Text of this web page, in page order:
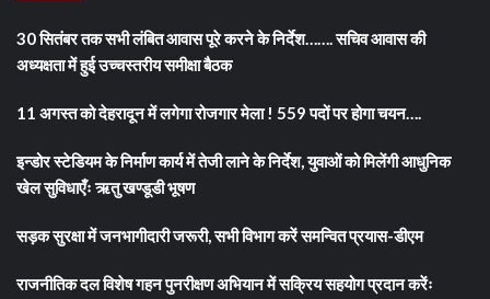
30 सितंबर तक सभी लंबित आवास पूरे करने के निर्देश……. सचिव आवास की
अध्यक्षता में हुई उच्चस्तरीय समीक्षा बैठक
11 अगस्त को देहरादून में लगेगा रोजगार मेला ! 559 पदों पर होगा चयन….
इन्डोर स्टेडियम के निर्माण कार्य में तेजी लाने के निर्देश, युवाओं को मिलेंगी आधुनिक
खेल सुविधाएँः ऋतु खण्डूडी भूषण
सड़क सुरक्षा में जनभागीदारी जरूरी, सभी विभाग करें समन्वित प्रयास-डीएम
राजनीतिक दल विशेष गहन पुनरीक्षण अभियान में सक्रिय सहयोग प्रदान करेंः